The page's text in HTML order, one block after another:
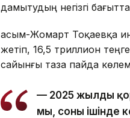
дамытудың негізгі
Қасым-Жомарт Тоқаевқа
жетіп, 16,5 триллион
сайынғы таза пайда
— 2025 жылдың
мың, соның